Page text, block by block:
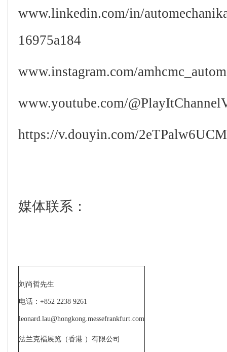
www.linkedin.com/in/
16975a184
www.instagram.com/
www.youtube.com/
https://v.douyin.com/
媒体联系：
刘尚哲先生
电话： +852 2238 9261
leonard.lau@hongkong.messefrankfurt.com
法兰克褔展览（香港 ）有限公司